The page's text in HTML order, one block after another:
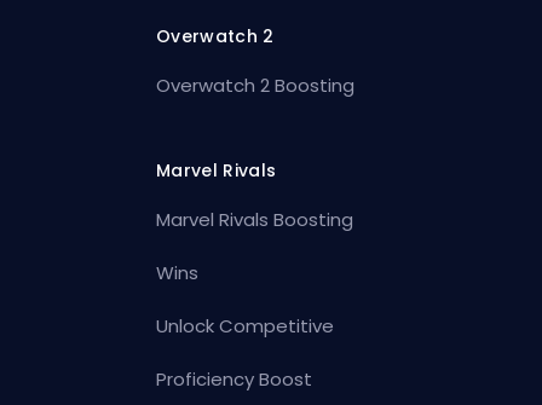
Overwatch 2
Overwatch 2 Boosting
Marvel Rivals
Marvel Rivals Boosting
Wins
Unlock Competitive
Proficiency Boost